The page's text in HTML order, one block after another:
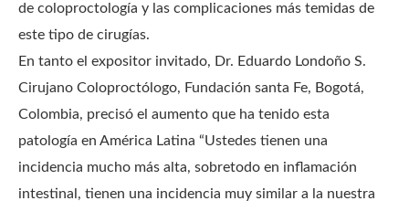
de coloproctología y las complicaciones más temidas de
este tipo de cirugías.
En tanto el expositor invitado, Dr. Eduardo Londoño S.
Cirujano Coloproctólogo, Fundación santa Fe, Bogotá,
Colombia, precisó el aumento que ha tenido esta
patología en América Latina “Ustedes tienen una
incidencia mucho más alta, sobretodo en inflamación
intestinal, tienen una incidencia muy similar a la nuestra